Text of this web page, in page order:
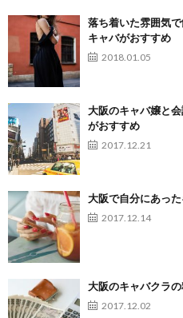
落ち着いた雰囲気
キャバがおすすめ
2018.01.05
大阪のキャバ嬢と
がおすすめ
2017.12.21
大阪で自分にあっ
2017.12.14
大阪のキャバクラ
2017.12.02